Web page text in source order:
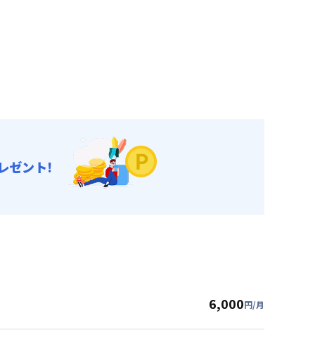
ゼント!
6,000円/月